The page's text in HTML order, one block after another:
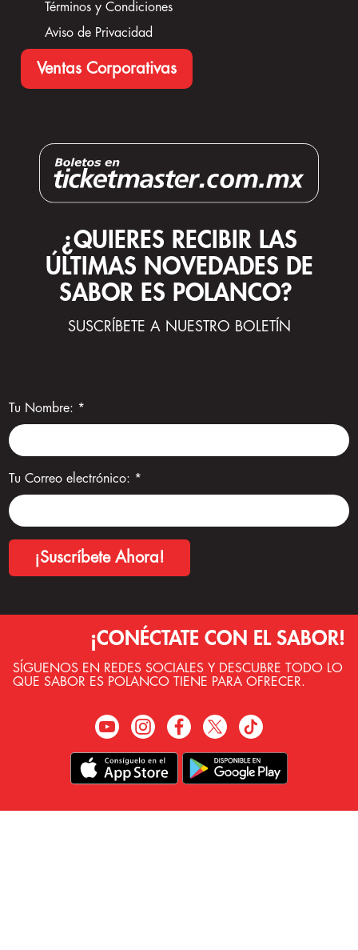
Términos y Condiciones
Aviso de Privacidad
Ventas Corporativas
¿QUIERES RECIBIR LAS
ÚLTIMAS NOVEDADES DE
SABOR ES POLANCO?
SUSCRÍBETE A NUESTRO BOLETÍN
Tu Nombre: *
Tu Correo electrónico: *
¡CONÉCTATE CON EL SABOR!
SÍGUENOS EN REDES SOCIALES Y DESCUBRE TODO LO
QUE SABOR ES POLANCO TIENE PARA OFRECER.